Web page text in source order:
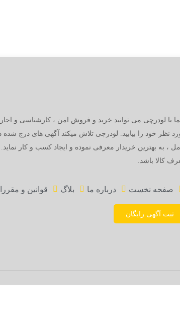
با لودرچی می توانید خرید و فروش امن ، کارشناسی و
نظر خود را بیابید. لودرچی تلاش میکند آگهی های درج شده
، به بهترین خریدار معرفی نموده و ایجاد کسب و کار
کالا باشد.
صفحه نخست درباره ما بلاگ قوانین و
ثبت آگهی رایگان